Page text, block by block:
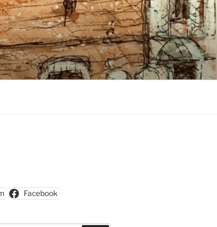
Facebook